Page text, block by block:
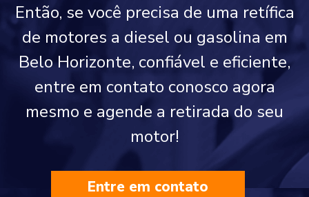
Então, se você precisa de uma retífica
de motores a diesel ou gasolina em
Belo Horizonte, confiável e eficiente,
entre em contato conosco agora
mesmo e agende a retirada do seu
motor!
Entre em contato